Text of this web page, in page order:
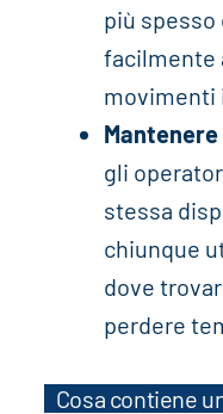
più spesso
facilmente
movimenti
gli
stessa
chiunque
dove
perdere
Cosa contiene